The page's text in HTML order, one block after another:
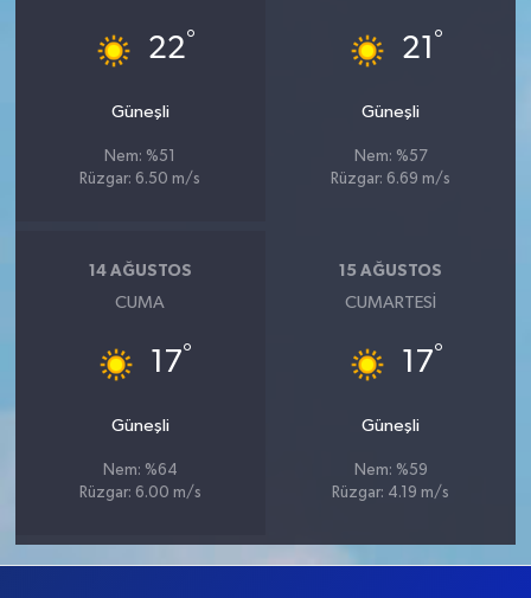
22°
Güneşli
Nem: %51
Rüzgar: 6.50 m/s
21 °
Güneşli
Nem: %57
Rüzgar: 6.69 m/s
14 AĞUSTOS
CUMA
17°
Güneşli
Nem: %64
Rüzgar: 6.00 m/s
15 AĞUSTOS
CUMARTESI
17°
Güneşli
Nem: %59
Rüzgar: 4.19 m/s